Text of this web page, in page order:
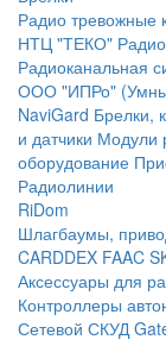
Радио тревожные
НТЦ "ТЕКО"
Радиоканальная
ООО "ИПРо"
NaviGard Брелки,
и датчики Модули
оборудование
Радиолинии
RiDom
Шлагбаумы,
CARDDEX FAAC
Аксессуары для
Контроллеры
Сетевой СКУД